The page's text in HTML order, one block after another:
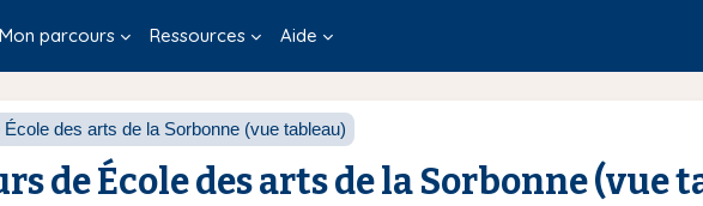
Mon parcours Ressources Aide
des arts de la Sorbonne (vue tableau)
de École des arts de la Sorbonne (vue